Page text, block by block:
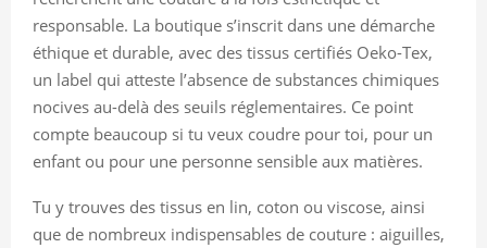
responsable. La boutique s’inscrit dans une démarche
éthique et durable, avec des tissus certifiés Oeko-Tex,
un label qui atteste l’absence de substances chimiques
nocives au-delà des seuils réglementaires. Ce point
compte beaucoup si tu veux coudre pour toi, pour un
enfant ou pour une personne sensible aux matières.
Tu y trouves des tissus en lin, coton ou viscose, ainsi
que de nombreux indispensables de couture : aiguilles,